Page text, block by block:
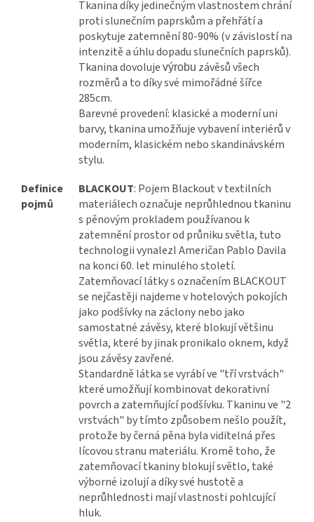
Tkanina díky jedinečným vlastnostem chrání
proti slunečním paprskům a přehřátí a
poskytuje zatemnění 80-90% (v závislostí na
intenzitě a úhlu dopadu slunečních paprsků).
Tkanina dovoluje výrobu závěsů všech
rozměrů a to díky své mimořádné šířce
285cm.
Barevné provedení: klasické a moderní uni
barvy, tkanina umožňuje vybavení interiérů v
moderním, klasickém nebo skandinávském
stylu.
Definice
pojmů
BLACKOUT: Pojem Blackout v textilních
materiálech označuje neprůhlednou tkaninu
s pěnovým prokladem používanou k
zatemnění prostor od průniku světla, tuto
technologii vynalezl Američan Pablo Davila
na konci 60. let minulého století.
Zatemňovací látky s označením BLACKOUT
se nejčastěji najdeme v hotelových pokojích
jako podšívky na záclony nebo jako
samostatné závěsy, které blokují většinu
světla, které by jinak pronikalo oknem, když
jsou závěsy zavřené.
Standardně látka se vyrábí ve "tří vrstvách"
které umožňují kombinovat dekorativní
povrch a zatemňující podšívku. Tkaninu ve "2
vrstvách" by tímto způsobem nešlo použít,
protože by černá pěna byla viditelná přes
lícovou stranu materiálu. Kromě toho, že
zatemňovací tkaniny blokují světlo, také
výborné izolují a díky své hustotě a
neprůhlednosti mají vlastnosti pohlcující
hluk.